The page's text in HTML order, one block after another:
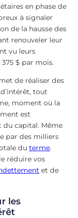
en phase de
à signaler
de la hausse des
renouveler leur
vu leurs
$ par mois.
de réaliser des
tout
moment où la
est
du capital. Même
par des milliers
du terme.
réduire vos
et de
les